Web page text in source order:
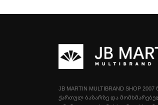
JB MARTIN MULTIBRAND SHOP
ᲥᲐᲠᲗᲣᲚ ᲑᲐᲖᲐᲠᲖᲔ ᲓᲐ